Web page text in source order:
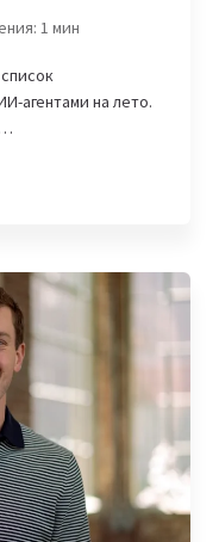
1мин
агентами на лето.